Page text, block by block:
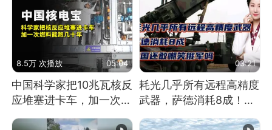
8.5万 次播放 05:04
中国科学家把10兆瓦核反
应堆塞进卡车，加一次燃
03:21
耗光几乎所有远程高精度
武器，萨德消耗8成！美